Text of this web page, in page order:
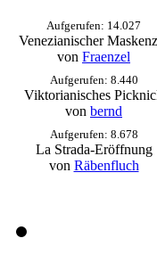
Aufgerufen: 14.027
Venezianischer
von Fraenzel
Aufgerufen: 8.440
Viktorianisches
von bernd
Aufgerufen: 8.678
La Strada-Eröffnung
von Räbenfluch